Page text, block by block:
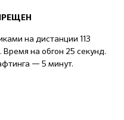
на дистанции 113
на обгон 25 секунд.
— 5 минут.